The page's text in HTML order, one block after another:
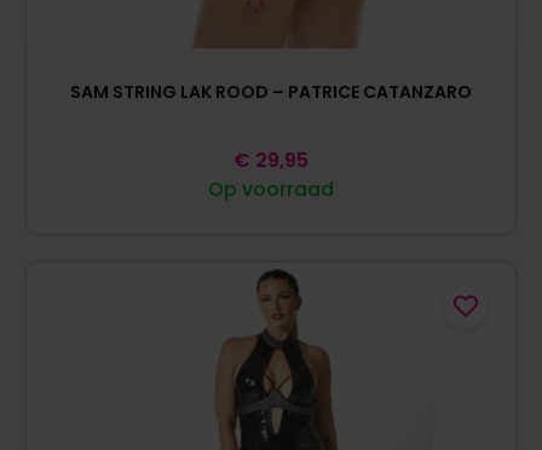
SAM STRING LAK ROOD – PATRICE CATANZARO
Op voorraad
€ 29,95